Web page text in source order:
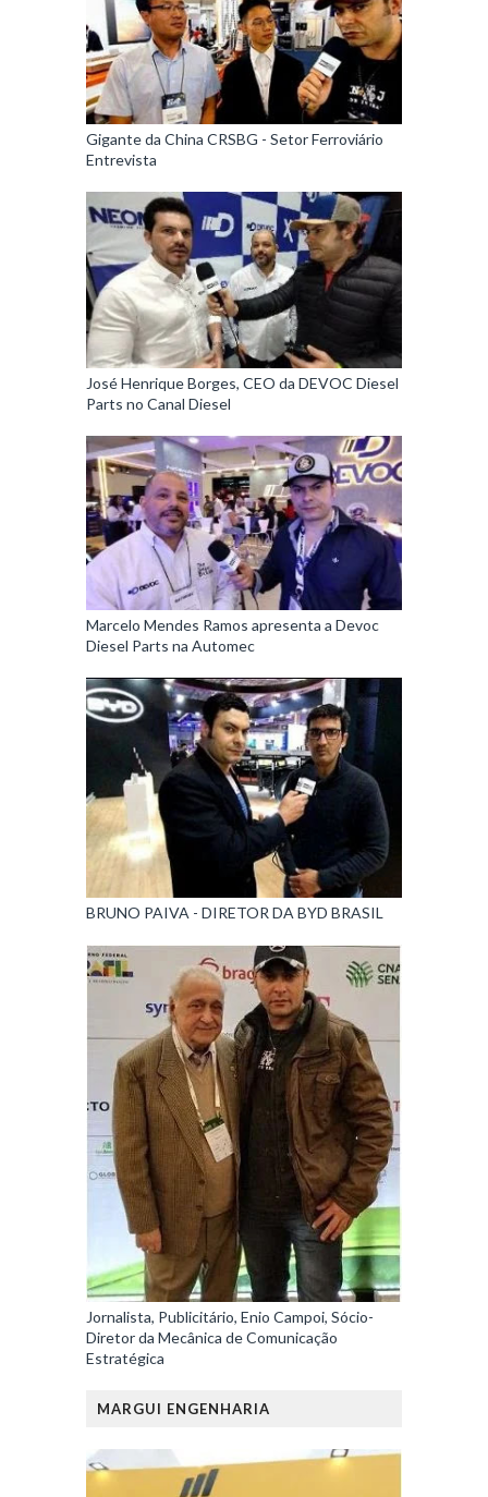
Gigante da China CRSBG - Setor Ferroviário
Entrevista
José Henrique Borges, CEO da DEVOC Diesel
Parts no Canal Diesel
Marcelo Mendes Ramos apresenta a Devoc
Diesel Parts na Automec
BRUNO PAIVA - DIRETOR DA BYD BRASIL
Jornalista, Publicitário, Enio Campoi, Sócio-
Diretor da Mecânica de Comunicação
Estratégica
MARGUI ENGENHARIA